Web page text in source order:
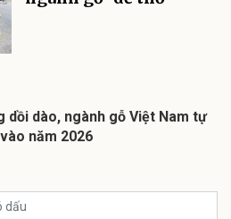
dồi dào, ngành gỗ Việt Nam tự
năm 2026